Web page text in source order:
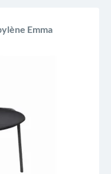
à A
A to Z
Z to A
Emma